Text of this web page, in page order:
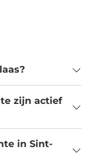
zijn actief
in Sint-